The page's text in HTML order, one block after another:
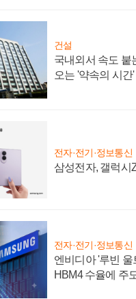
건설
국내외서 속도 붙
오는 '약속의 시간'
전자·전기·정보통신
삼성전자, 갤럭시
전자·전기·정보통신
엔비디아 '루빈
HBM4 수율에 주